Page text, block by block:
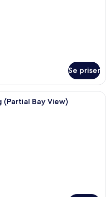
Se priser
Ett hotellrum med en stor säng, ett
(Partial Bay View)